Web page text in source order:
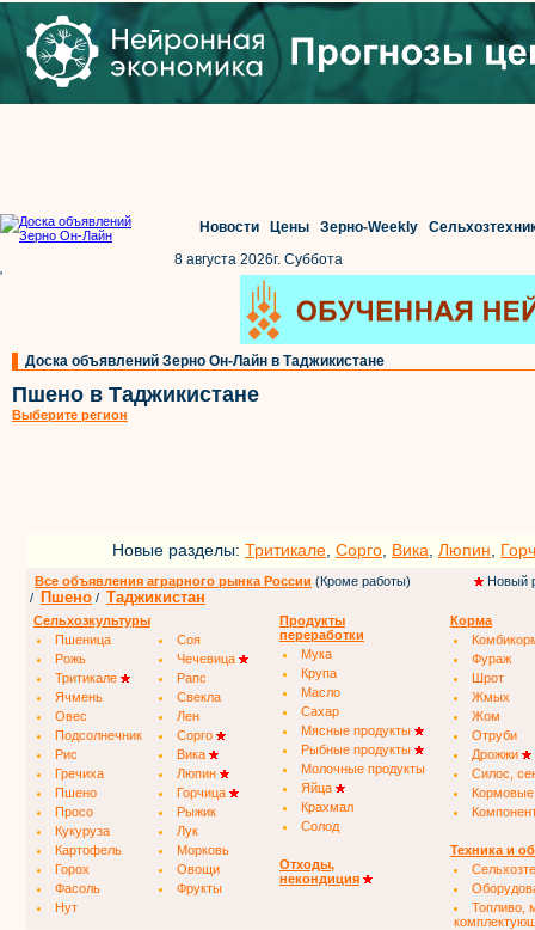
Новости Цены Зерно-Weekly
8 августа 2026г. Суббота
'
Доска объявлений Зерно Он-Лайн в Таджикистане
Пшено в Таджикистане
Выберите регион
Новые разделы: Тритикале Сорго Вика Люпин
Все объявления аграрного рынка России (Кроме работы)
Новый
/
Пшено / Таджикистан
Сельхозкультуры
Пшеница
Соя
Рожь
Чечевица
Тритикале
Рапс
Ячмень
Свекла
Овес
Лен
Подсолнечник
Сорго
Рис
Вика
Гречиха
Люпин
Пшено
Горчица
Просо
Рыжик
Кукуруза
Лук
Картофель
Морковь
Горох
Овощи
Фасоль
Фрукты
Нут
Продукты
переработки
Мука
Крупа
Масло
Сахар
Мясные продукты
Рыбные продукты
Молочные продукты
Яйца
Крахмал
Солод
Отходы,
некондиция
Корма
Фураж
Шрот
Жмых
Жом
Отруби
Дрожжи
Силос,
Техника и
Топливо,